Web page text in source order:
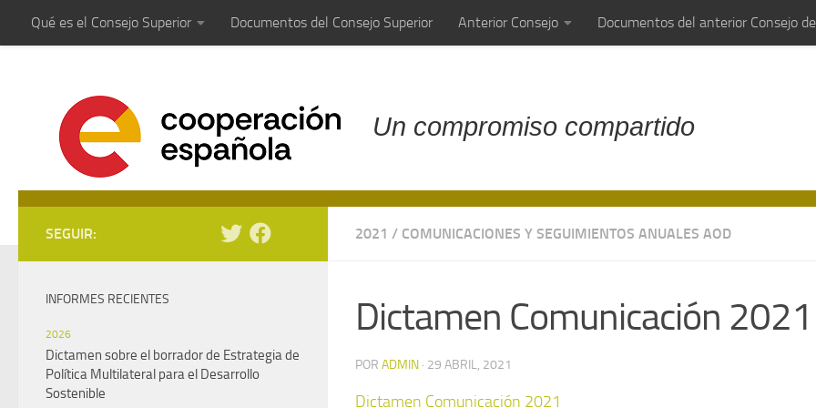
Saltar al contenido
Qué es el Consejo Superior Documentos del Consejo Superior Anterior Consejo Documentos del anterior Consejo
Un compromiso compartido
2021 / COMUNICACIONES Y SEGUIMIENTOS ANUALES AOD
Dictamen Comunicación 2021
POR ADMIN · 29 ABRIL, 2021
Dictamen Comunicación 2021
SEGUIR:
INFORMES RECIENTES
2026
Dictamen sobre el borrador de Estrategia de
Política Multilateral para el Desarrollo
Sostenible